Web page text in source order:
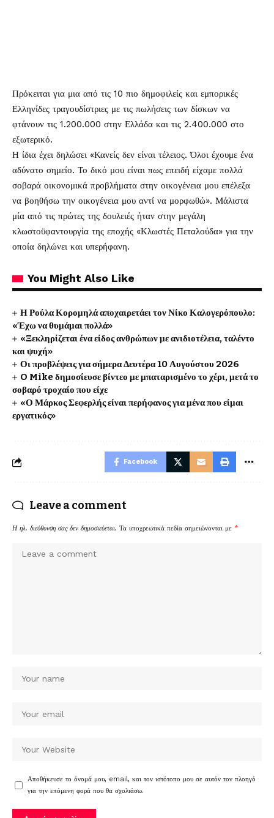
Πρόκειται για μια από τις 10 πιο δημοφιλείς και εμπορικές
Ελληνίδες τραγουδίστριες με τις πωλήσεις των δίσκων να
φτάνουν τις 1.200.000 στην Ελλάδα και τις 2.400.000 στο
εξωτερικό.
Η ίδια έχει δηλώσει «Κανείς δεν είναι τέλειος. Όλοι έχουμε ένα
αδύνατο σημείο. Το δικό μου είναι πως επειδή είχαμε πολλά
σοβαρά οικονομικά προβλήματα στην οικογένεια μου επέλεξα
να βοηθήσω την οικογένεια μου αντί να μορφωθώ». Μάλιστα
μία από τις πρώτες της δουλειές ήταν στην μεγάλη
κλωστοϋφαντουργία της εποχής «Κλωστές Πεταλούδα» για την
οποία δηλώνει και υπερήφανη.
You Might Also Like
Η Ρούλα Κορομηλά αποχαιρετάει τον Νίκο Καλογερόπουλο:
«Έχω να θυμάμαι πολλά»
«Ξεκληρίζεται ένα είδος ανθρώπων με ανιδιοτέλεια, ταλέντο
και ψυχή»
Οι προβλέψεις για σήμερα Δευτέρα 10 Αυγούστου 2026
O Mike δημοσίευσε βίντεο με μπαταρισμένο το χέρι, μετά το
σοβαρό τροχαίο που είχε
«Ο Μάρκος Σεφερλής είναι περήφανος για μένα που είμαι
εργατικός»
Facebook
Leave a comment
Η ηλ. διεύθυνση σας δεν δημοσιεύεται. Τα υποχρεωτικά πεδία σημειώνονται με *
Αποθήκευσε το όνομά μου, email, και τον ιστότοπο μου σε αυτόν τον πλοηγό
για την επόμενη φορά που θα σχολιάσω.